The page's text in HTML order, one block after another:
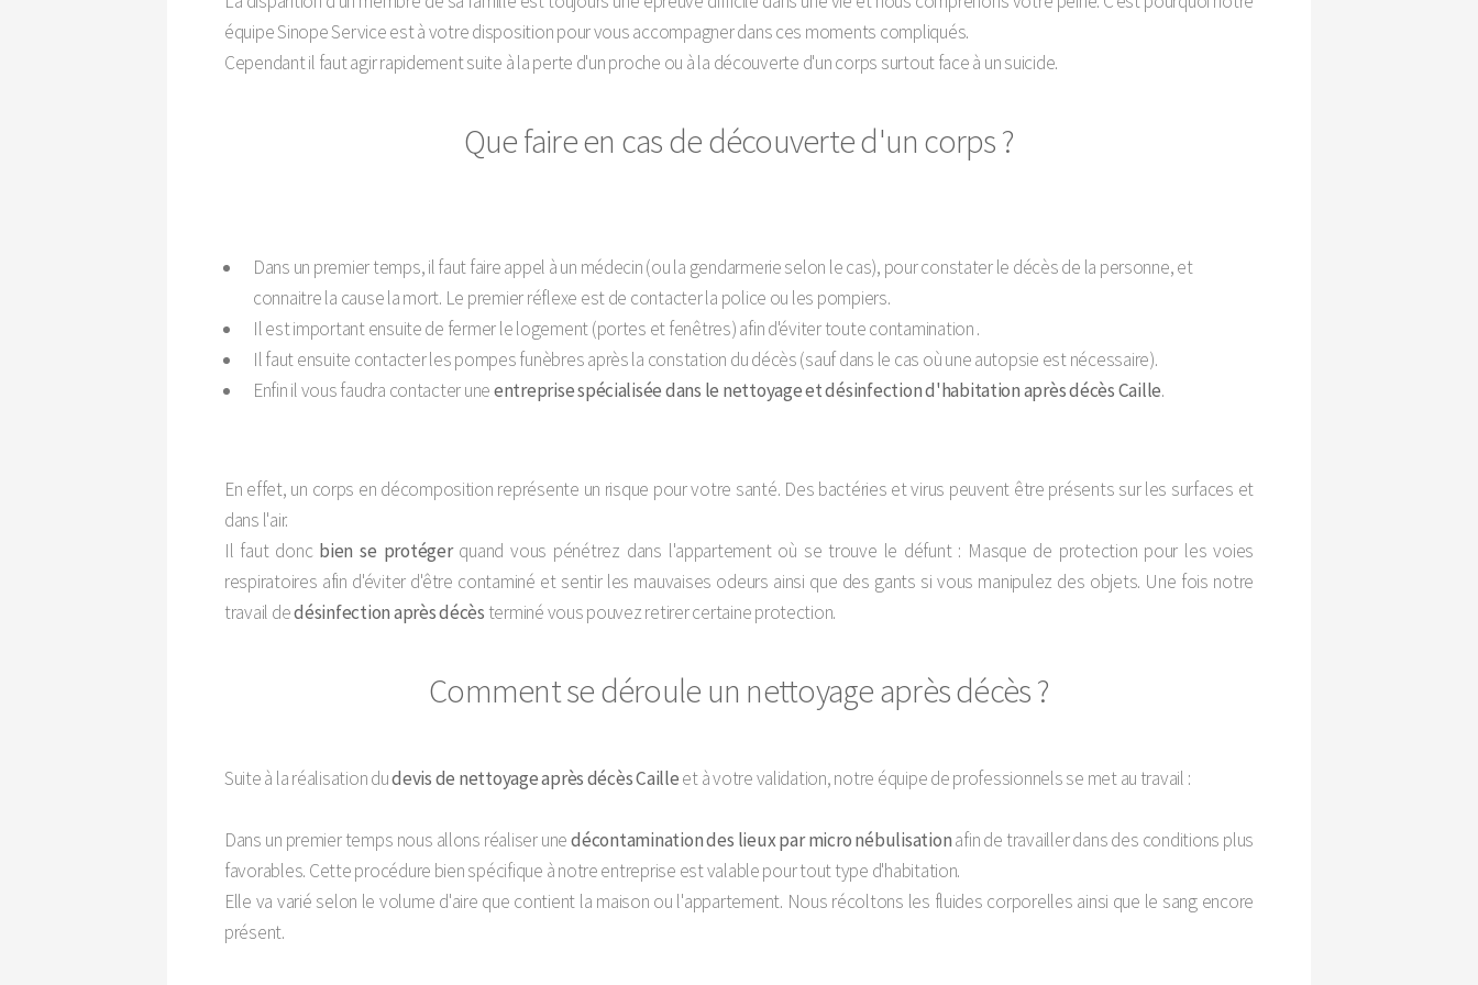
équipe Sinope Service est à votre disposition pour vous accompagner dans ces moments compliqués.
Cependant il faut agir rapidement suite à la perte d'un proche ou à la découverte d'un corps surtout face à un suicide.
Que faire en cas de découverte d'un corps ?
Dans un premier temps, il faut faire appel à un médecin (ou la gendarmerie selon le cas), pour constater le décès de la personne, et
connaitre la cause la mort. Le premier réflexe est de contacter la police ou les pompiers.
Il est important ensuite de fermer le logement (portes et fenêtres) afin d'éviter toute contamination .
Il faut ensuite contacter les pompes funèbres après la constation du décès (sauf dans le cas où une autopsie est nécessaire).
Enfin il vous faudra contacter uneentreprise spécialisée dans le nettoyage et désinfection d'habitation après décès Caille.
En effet, un corps en décomposition représente un risque pour votre santé. Des bactéries et virus peuvent être présents sur les surfaces et
dans l'air.
Il faut donc bien se protégerquand vous pénétrez dans l'appartement où se trouve le défunt : Masque de protection pour les voies
respiratoires afin d'éviter d'être contaminé et sentir les mauvaises odeurs ainsi que des gants si vous manipulez des objets. Une fois notre
travail dedésinfection après décès terminé vous pouvez retirer certaine protection.
Comment se déroule un nettoyage après décès ?
Suite à la réalisation dudevis de nettoyage après décès Cailleet à votre validation, notre équipe de professionnels se met au travail :
Dans un premier temps nous allons réaliser unedécontamination des lieux par micro nébulisationafin de travailler dans des conditions plus
favorables. Cette procédure bien spécifique à notre entreprise est valable pour tout type d'habitation.
Elle va varié selon le volume d'aire que contient la maison ou l'appartement. Nous récoltons les fluides corporelles ainsi que le sang encore
présent.